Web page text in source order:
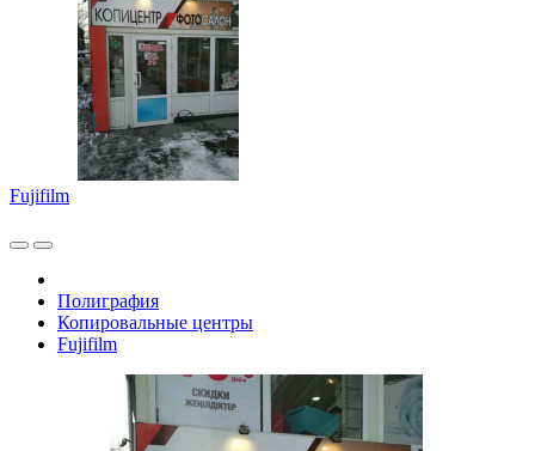
Fujifilm
Полиграфия
Копировальные центры
Fujifilm